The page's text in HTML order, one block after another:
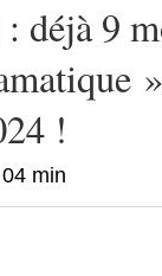
déjà 9
!
min